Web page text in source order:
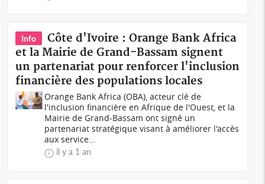
Info
Côte d'Ivoire : Orange Bank Africa
et la Mairie de Grand-Bassam signent
un partenariat pour renforcer l'inclusion
financière des populations locales
Orange Bank Africa (OBA), acteur clé de
l'inclusion financière en Afrique de l'Ouest, et la
Mairie de Grand-Bassam ont signé un
partenariat stratégique visant à améliorer l'accès
aux service...
il y a 1 an